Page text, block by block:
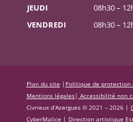
JEUDI
08h30 –
VENDREDI
08h30 –
Plan du site | Politique de protection
Mentions légales| Accessibilité non
Civrieux d’Azergues © 2021 – 2026 |
CyberMalice | Direction artistique